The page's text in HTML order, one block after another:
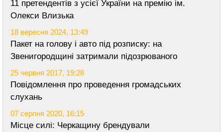
11 претендентів з усієї України на премію ім.
Олекси Влизька
18 вересня 2024, 13:49
Пакет на голову і авто під розписку: на
Звенигородщині затримали підозрюваного
25 червня 2017, 19:28
Повідомлення про проведення громадських
слухань
07 серпня 2020, 16:15
Місце силі: Черкащину брендували